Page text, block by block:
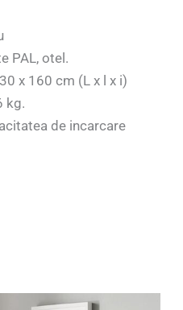
PAL, otel.
x 160 cm (L x l x i)
kg.
de incarcare